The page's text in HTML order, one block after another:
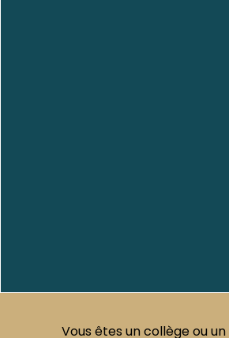
Vous êtes un collège ou